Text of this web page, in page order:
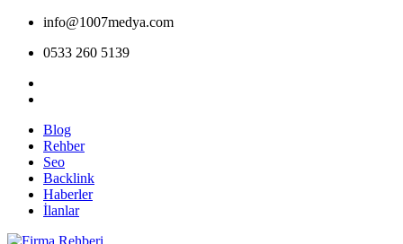
info@1007medya.com
0533 260 5139
Blog
Rehber
Seo
Backlink
Haberler
İlanlar